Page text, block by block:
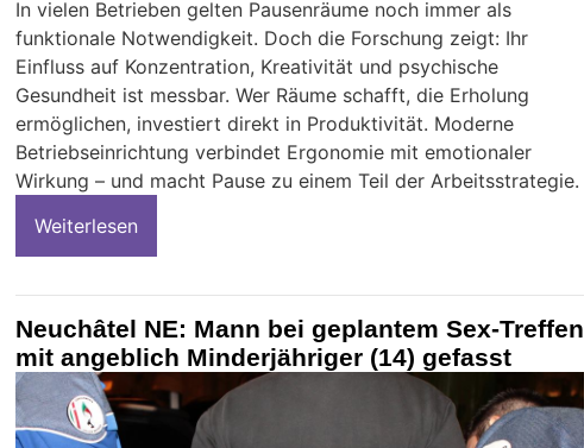
In vielen Betrieben gelten Pausenräume noch immer als
funktionale Notwendigkeit. Doch die Forschung zeigt: Ihr
Einfluss auf Konzentration, Kreativität und psychische
Gesundheit ist messbar. Wer Räume schafft, die Erholung
ermöglichen, investiert direkt in Produktivität. Moderne
Betriebseinrichtung verbindet Ergonomie mit emotionaler
Wirkung – und macht Pause zu einem Teil der Arbeitsstrategie.
Weiterlesen
Neuchâtel NE: Mann bei geplantem Sex-Treffen
mit angeblich Minderjähriger (14) gefasst